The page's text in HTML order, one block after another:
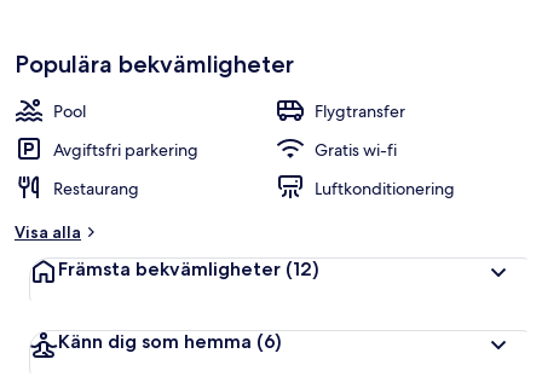
Populära bekvämligheter
Pool
Flygtransfer
Avgiftsfri parkering
Gratis wi-fi
Restaurang
Luftkonditionering
Visa alla
Främsta bekvämligheter (12)
Känn dig som hemma (6)